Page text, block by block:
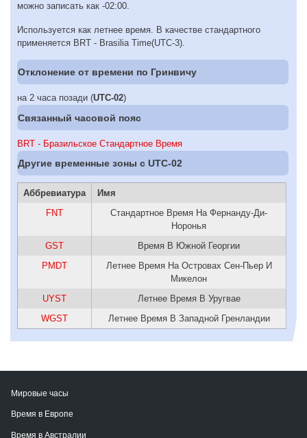
можно записать как -02:00.
Используется как летнее время. В качестве стандартного
применяется BRT - Brasilia Time(UTC-3).
Отклонение от времени по Гринвичу
на 2 часа позади (UTC-02)
Связанный часовой пояс
BRT - Бразильское Стандартное Время
Другие временные зоны c UTC-02
Аббревиатура
Имя
FNT
Стандартное Время На Фернанду-Ди-
Норонья
GST
Время В Южной Георгии
PMDT
Летнее Время На Островах Сен-Пьер И
Микелон
UYST
Летнее Время В Уругвае
WGST
Летнее Время В Западной Гренландии
Мировые часы
Время в Европе
Время в Австралии